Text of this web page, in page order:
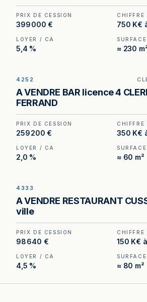
PRIX DE CESSION
399 000 €
CHIFFRE
750 K€
LOYER / CA
5,4 %
SURFACE
≈ 230
Bar Licence IV avec petite
à Clermont-Ferrand, au prix de
(Honoraires à la charge de
€).
4252
A VENDRE BAR licence 4
FERRAND
PRIX DE CESSION
259 200 €
CHIFFRE
350 K€
LOYER / CA
2,0 %
SURFACE
≈ 60 m²
jusqu'à 40 couverts en centre-
qui porte la capacité bien au-delà
intérieures.
4333
A VENDRE RESTAURANT
ville
PRIX DE CESSION
98 640 €
CHIFFRE
150 K€
LOYER / CA
4,5 %
SURFACE
≈ 80 m²